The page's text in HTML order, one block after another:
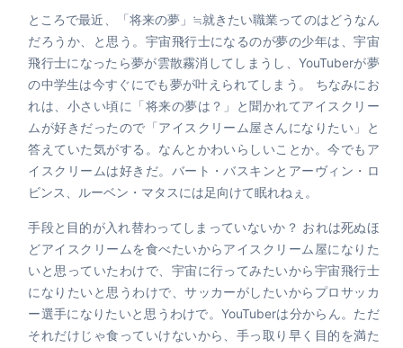
ところで最近、「将来の夢」≒就きたい職業ってのはどうなん
だろうか、と思う。宇宙飛行士になるのが夢の少年は、宇宙
飛行士になったら夢が雲散霧消してしまうし、YouTuberが夢
の中学生は今すぐにでも夢が叶えられてしまう。 ちなみにお
れは、小さい頃に「将来の夢は？」と聞かれてアイスクリー
ムが好きだったので「アイスクリーム屋さんになりたい」と
答えていた気がする。なんとかわいらしいことか。今でもア
イスクリームは好きだ。バート・バスキンとアーヴィン・ロ
ビンス、ルーベン・マタスには足向けて眠れねぇ。
手段と目的が入れ替わってしまっていないか？ おれは死ぬほ
どアイスクリームを食べたいからアイスクリーム屋になりた
いと思っていたわけで、宇宙に行ってみたいから宇宙飛行士
になりたいと思うわけで、サッカーがしたいからプロサッカ
ー選手になりたいと思うわけで。YouTuberは分からん。ただ
それだけじゃ食っていけないから、手っ取り早く目的を満た